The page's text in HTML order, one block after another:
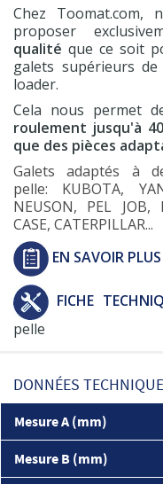
Chez
proposer
qualité que ce soit
galets supérieurs
loader.
Cela nous permet
roulement jusqu'à
que des pièces
Galets adaptés à
pelle: KUBOTA,
NEUSON, PEL JOB,
CASE, CATERPILLAR...
EN SAVOIR PLUS
FICHE
pelle
DONNÉES
Mesure A (mm)
Mesure B (mm)